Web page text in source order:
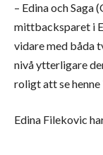
– Edina och Saga
mittbacksparet i
vidare med båda
nivå ytterligare
roligt att se
Edina Filekovic